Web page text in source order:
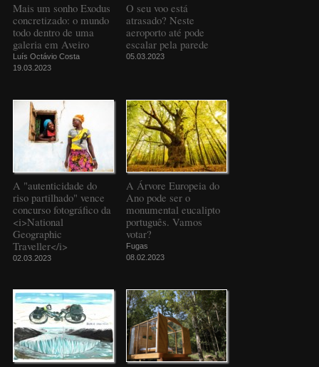
Mais um sonho Exodus
concretizado: o mundo
todo dentro de uma
galeria em Aveiro
Luís Octávio Costa
19.03.2023
O seu voo está
atrasado? Neste
aeroporto até pode
escalar pela parede
05.03.2023
A "autenticidade do
riso partilhado" vence
concurso fotográfico da
<i>National
Geographic
Traveller</i>
02.03.2023
A Árvore Europeia do
Ano pode ser o
monumental eucalipto
português. Vamos
votar?
Fugas
08.02.2023